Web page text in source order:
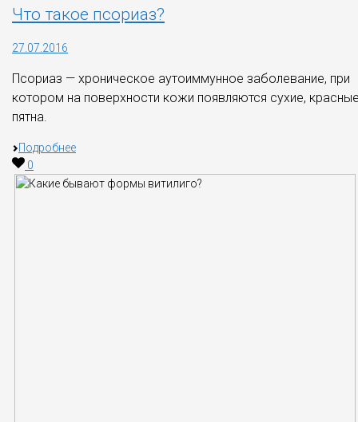
Что такое псориаз?
27.07.2016
Псориаз — хроническое аутоиммунное заболевание, при
котором на поверхности кожи появляются сухие,
пятна.
Подробнее
0